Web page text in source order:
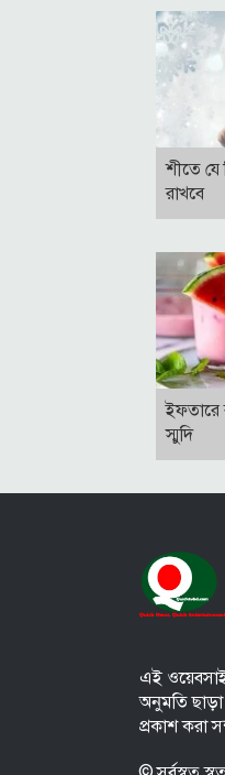
শীতে
রাখবে
ইফতারে
স্মুদি
এই
অনুমতি
প্রকাশ করা